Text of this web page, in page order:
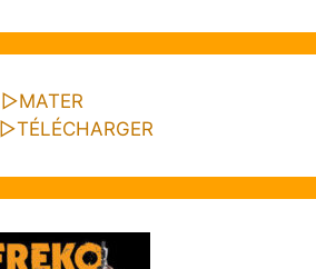
▷MATER
▷TÉLÉCHARGER